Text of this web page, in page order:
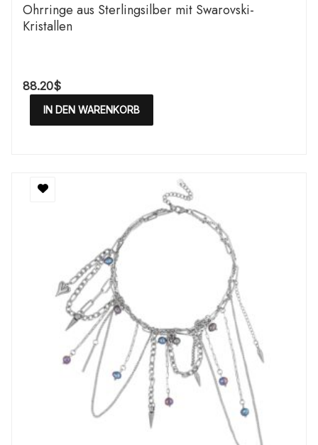
Ohrringe aus Sterlingsilber mit Swarovski-
Kristallen
88.20$
IN DEN WARENKORB